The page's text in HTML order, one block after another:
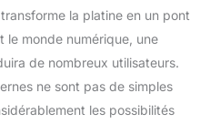
la platine en un pont
le monde numérique, une
de nombreux utilisateurs.
ne sont pas de simples
les possibilités